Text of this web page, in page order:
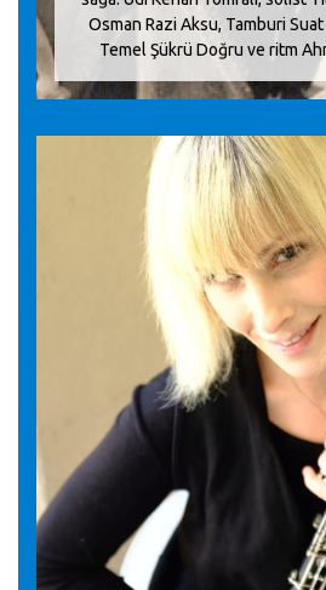
Osman Razi Aksu, Tamburi
Temel Şükrü Doğru ve ritm